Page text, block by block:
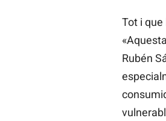
Tot i que
Rubén